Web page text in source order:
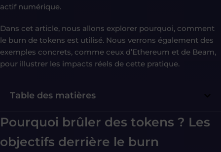
actif numérique.
Dans cet article, nous allons explorer pourquoi, comment
le burn de tokens est utilisé. Nous verrons également des
exemples concrets, comme ceux d’Ethereum et de Beam,
pour illustrer les impacts réels de cette pratique.
Table des matières
Pourquoi brûler des tokens ? Les
objectifs derrière le burn